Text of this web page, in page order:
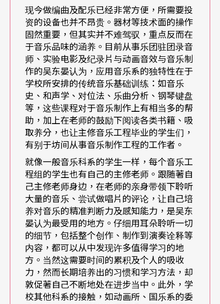
音乐性及技术性问题之间的相互关系为前提，同时
提供音乐及技术上所该有的学习科目。以此为前
提，可将学习的课程区分为下列三大部分：一、音
乐方面：关于音乐理论及实用科目的教育。二、自
然科学方面：数学、电学及其他依需求而定的相关
科目。三、工程技术方面：录音室技术相关器材的
基本知识及运用。其中学生在面对艺术家时所碰到
的沟通问题，是每一个音乐制作所会面临到的基础
课题。举凡灵敏度、引导能力、交涉手腕等等，都
属于专业能力及工作品质的重要部分。因此学生必
须在录音制作的学习过程当中，同时提出关于演艺
方式、作品忠实度、美学、音乐性及声音等各方面
的评论。当然对于日渐重要的多媒体技术，也要多
所涉猎。而当中一项重要的前提是关于特殊的听力
训练，期使将其从主观的评论提升至客观的层面。
目前设立在台南艺术大学应用音乐学系里的音乐工
现今做编曲及配乐已经非常方便，所需要投
资的设备也并不昂贵。器材等技术面的操作
固然重要，但其实并不难驾驭，重点反而在
于音乐品味的涵养。目前从事乐团驻团录音
师、实验电影及纪录片与动画音效与音乐制
作的吴东晏认为，应用音乐系的独特性在于
学校所安排的传统音乐基础训练：如音乐
史、和声学、对位法、乐曲分析、钢琴键盘
等，这些课程对于音乐制作上有相当多的帮
助，加上在老师的鼓励下阅读各类书籍、吸
取养分，也让主修音乐工程毕业的学生们，
有别于坊间从事音乐制作工程的工作者。
就像一般音乐科系的学生一样，每个音乐工
程组的学生也有自己的主修老师。跟随著自
己主修老师身边，在老师的亲身带领下聆听
大量的音乐、尝试做唱片的评论，让自己培
养对音乐的精准判断力及感知能力，是吴东
晏认为最受用的地方。仔细用耳朵聆听一切
的细节，包括整个创作、制作到演奏诠释等
内容，都可以从中发现许多值得学习的地
方。当然这需要时间的累积及个人的吸收
力，然而长期培养出的习惯和学习方法，却
敦促著自己不断地处在进步当中。此外，学
校其他科系的接触，如动画所、国乐系的委